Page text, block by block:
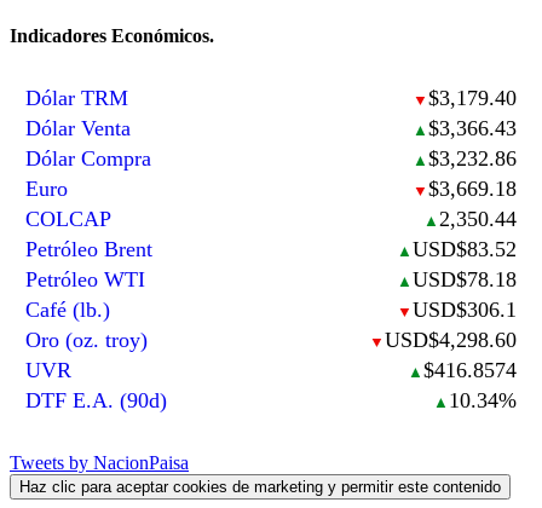
Indicadores Económicos.
Dólar TRM ▼ $3,179.40
Dólar Venta
▲ $3,366.43
Dólar Compra
▲ $3,232.86
Euro
▼ $3,669.18
COLCAP
▲ 2,350.44
Petróleo Brent
▲ USD$83.52
Petróleo WTI
▲ USD$78.18
Café (lb.)
▼ USD$306.1
Oro (oz. troy)
▼ USD$4,298.60
UVR
▲ $416.8574
DTF E.A. (90d)
▲ 10.34%
Tweets by NacionPaisa
Haz clic para aceptar cookies de marketing y permitir este contenido